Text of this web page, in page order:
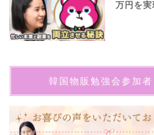
万円を
韓国物販勉強会参加